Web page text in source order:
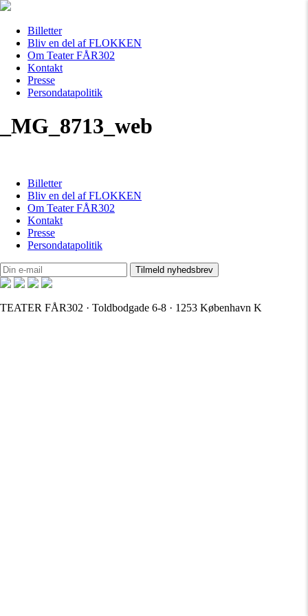
Billetter
Bliv en del af FLOKKEN
Om Teater FÅR302
Kontakt
Presse
Persondatapolitik
_MG_8713_web
Billetter
Bliv en del af FLOKKEN
Om Teater FÅR302
Kontakt
Presse
Persondatapolitik
TEATER FÅR302 · Toldbodgade 6-8 · 1253 København K